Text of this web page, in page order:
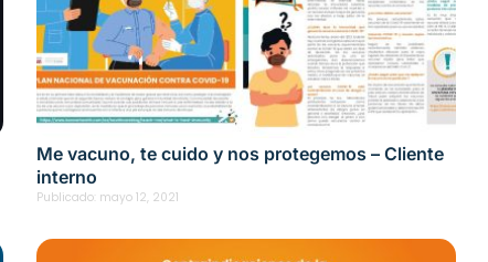
Me vacuno, te cuido y nos protegemos – Cliente
interno
Publicado: mayo 12, 2021